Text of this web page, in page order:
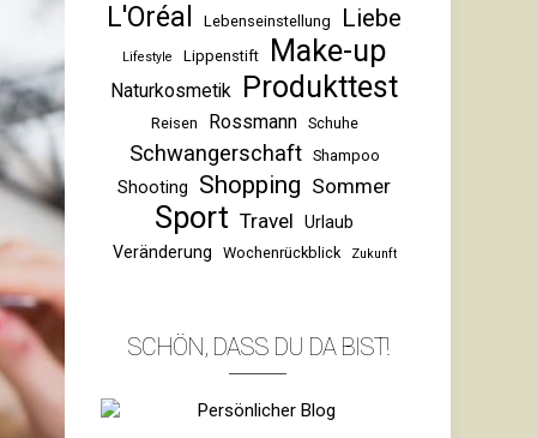
L'Oréal Lebenseinstellung Liebe
Lifestyle Lippenstift Make-up
Naturkosmetik Produkttest
Reisen Rossmann Schuhe
Schwangerschaft Shampoo
Shooting Shopping Sommer
Sport Travel
Urlaub
Veränderung
Wochenrückblick Zukunft
SCHÖN, DASS DU DA BIST!